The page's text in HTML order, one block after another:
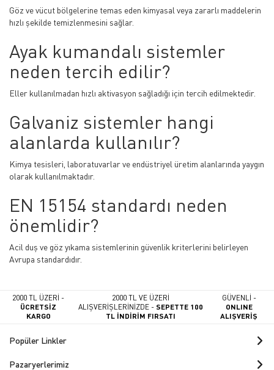
Göz ve vücut bölgelerine temas eden kimyasal veya zararlı maddelerin
hızlı şekilde temizlenmesini sağlar.
Ayak kumandalı sistemler
neden tercih edilir?
Eller kullanılmadan hızlı aktivasyon sağladığı için tercih edilmektedir.
Galvaniz sistemler hangi
alanlarda kullanılır?
Kimya tesisleri, laboratuvarlar ve endüstriyel üretim alanlarında yaygın
olarak kullanılmaktadır.
EN 15154 standardı neden
önemlidir?
Acil duş ve göz yıkama sistemlerinin güvenlik kriterlerini belirleyen
Avrupa standardıdır.
2000 TL ÜZERİ -
ÜCRETSİZ
KARGO
2000 TL VE ÜZERİ
ALIŞVERİŞLERİNİZDE -SEPETTE 100
TL İNDİRİM FIRSATI
GÜVENLİ -
ONLINE
ALIŞVERİŞ
Popüler Linkler
Pazaryerlerimiz